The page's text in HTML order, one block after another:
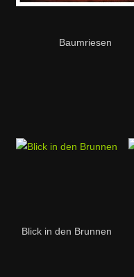
Baumriesen
Blick in den Brunnen